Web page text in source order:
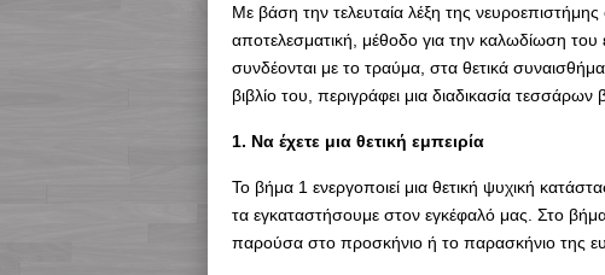
Με βάση την τελευταία λέξη της
αποτελεσματική, μέθοδο για την καλωδίωση
συνδέονται με το τραύμα, στα θετικά
βιβλίο του, περιγράφει μια διαδικασία
1. Να έχετε μια θετική εμπειρία
Το βήμα 1 ενεργοποιεί μια θετική ψυχική
τα εγκαταστήσουμε στον εγκέφαλό μας. Στο
παρούσα στο προσκήνιο ή το παρασκήνιο της